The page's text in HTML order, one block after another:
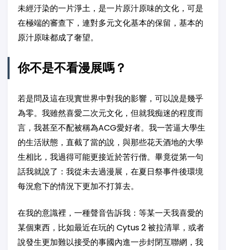
未經汙染的一片淨土，是一片原汁原味的文化，可是
在極端的審查下，連對多元文化基本的保留，基本的
原汁原味都成了奢望。
你不是不看漫展嗎？
若是問及這在現實世界中對我的影響，可以說是幾乎
為零。我雖然喜愛二次元文化，但就我痴迷的程度而
言，我甚至不配被稱為ACG愛好者。我一苦逼大學生
的生活狀態，直截了當的說，與那些花天酒地的大學
生相比，我過得可能更接近於苦行僧。畢竟從第一句
話我就說了：我從未去過漫展，在夏日祭事件後環境
每況愈下的情況下更加不打算去。
在我的意識裡，一種聲音告訴我：等某一天我喜愛的
某個東西，比如最近在玩的 Cytus 2 被拉清單，或者
說發生更加難以接受的事國內進一步封閉互聯網，我